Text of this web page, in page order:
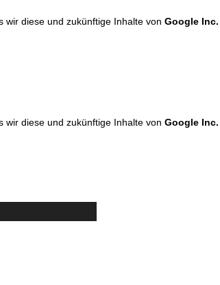
wir diese und zukünftige Inhalte von Google Inc.
wir diese und zukünftige Inhalte von Google Inc.